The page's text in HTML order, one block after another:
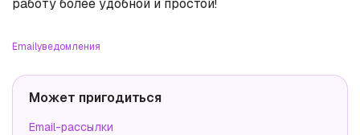
работу более удобной и простой!
Emailуведомления
Может пригодиться
Email-рассылки